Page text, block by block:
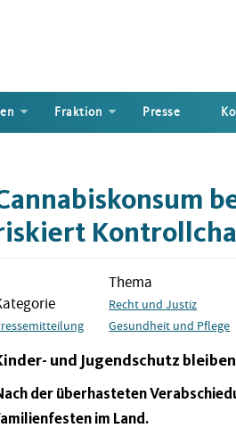
Fraktion Presse
Thema
Recht und Justiz
Gesundheit und Pflege
und Jugendschutz
der überhasteten
im Land.